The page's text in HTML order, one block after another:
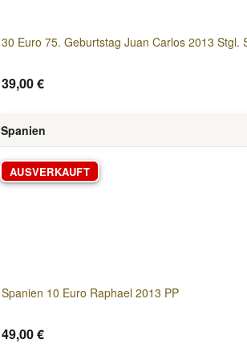
30 Euro 75. Geburtstag Juan Carlos 2013 Stgl.
39,00 €
Spanien
AUSVERKAUFT
Spanien 10 Euro Raphael 2013 PP
49,00 €